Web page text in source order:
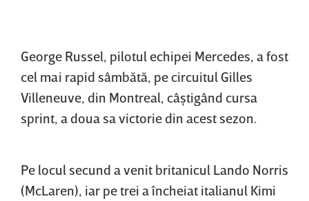
George Russel, pilotul echipei Mercedes, a fost
cel mai rapid sâmbătă, pe circuitul Gilles
Villeneuve, din Montreal, câştigând cursa
sprint, a doua sa victorie din acest sezon.
Pe locul secund a venit britanicul Lando Norris
(McLaren), iar pe trei a încheiat italianul Kimi